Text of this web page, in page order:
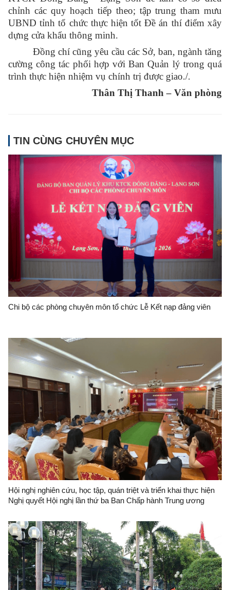
chỉnh các quy hoạch tiếp theo; tập trung tham mưu
UBND tỉnh tổ chức thực hiện tốt Đề án thí điểm xây
dựng cửa khẩu thông minh.
Đồng chí cũng yêu cầu các Sở, ban, ngành tăng
cường công tác phối hợp với Ban Quản lý trong quá
trình thực hiện nhiệm vụ chính trị được giao./.
Thân Thị Thanh – Văn phòng
TIN CÙNG CHUYÊN MỤC
Chi bộ các phòng chuyên môn tổ chức Lễ Kết nạp đảng viên
Hội nghị nghiên cứu, học tập, quán triệt và triển khai thực hiện
Nghị quyết Hội nghị lần thứ ba Ban Chấp hành Trung ương
Đồng Đăng-Lạng Sơn